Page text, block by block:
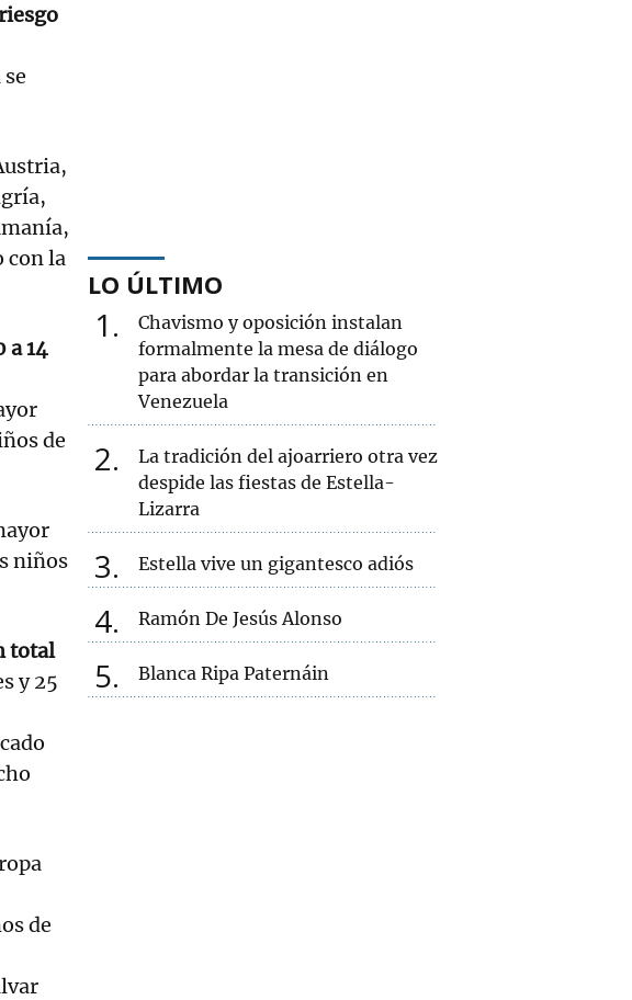
con la
a 14
de
niños
total
y 25
de
LO ÚLTIMO
1
Chavismo y oposición instalan
formalmente la mesa de diálogo
para abordar la transición en
Venezuela
2
La tradición del ajoarriero otra vez
despide las fiestas de Estella-
Lizarra
3 Estella vive un gigantesco adiós
4 Ramón De Jesús Alonso
5 Blanca Ripa Paternáin